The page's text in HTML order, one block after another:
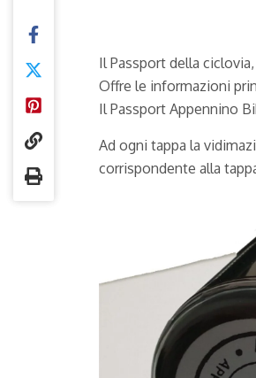
Il Passport della
Offre le informazioni
Il Passport Appennino
Ad ogni tappa la
corrispondente alla